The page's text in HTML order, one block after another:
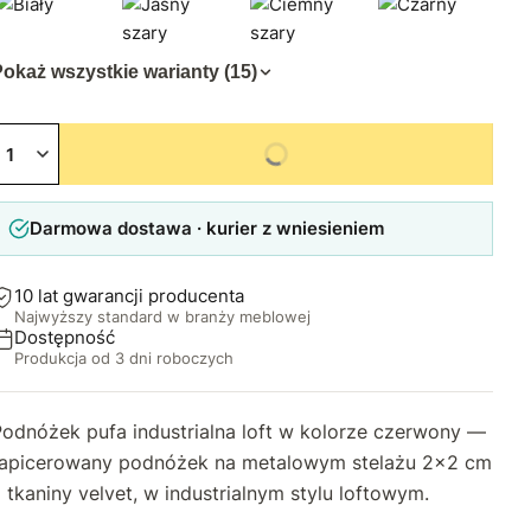
wszystkie warianty (15)
Niedostępny
Darmowa dostawa · kurier z wniesieniem
10 lat gwarancji producenta
Najwyższy standard w branży meblowej
Dostępność
Produkcja od 3 dni roboczych
pufa industrialna loft w kolorze czerwony —
podnóżek na metalowym stelażu 2×2 cm
tkaniny velvet, w industrialnym stylu loftowym.